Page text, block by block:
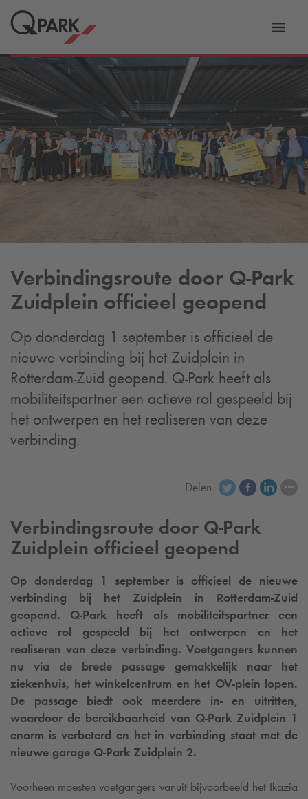
Verbindingsroute door Q-Park
Zuidplein officieel geopend
Op donderdag 1 september is officieel de
nieuwe verbinding bij het Zuidplein in
Rotterdam-Zuid geopend. Q-Park heeft als
mobiliteitspartner een actieve rol gespeeld bij
het ontwerpen en het realiseren van deze
verbinding.
Delen
Verbindingsroute door Q-Park
Zuidplein officieel geopend
Op donderdag 1 september is officieel de nieuwe
verbinding bij het Zuidplein in Rotterdam-Zuid
geopend. Q-Park heeft als mobiliteitspartner een
actieve rol gespeeld bij het ontwerpen en het
realiseren van deze verbinding. Voetgangers kunnen
nu via de brede passage gemakkelijk naar het
ziekenhuis, het winkelcentrum en het OV-plein lopen.
De passage biedt ook meerdere in- en uitritten,
waardoor de bereikbaarheid van Q-ParkZuidplein 1
enorm is verbeterd en het in verbinding staat met de
nieuwe garage Q-Park Zuidplein 2.
Voorheen moesten voetgangers vanuit bijvoorbeeld het Ikazia